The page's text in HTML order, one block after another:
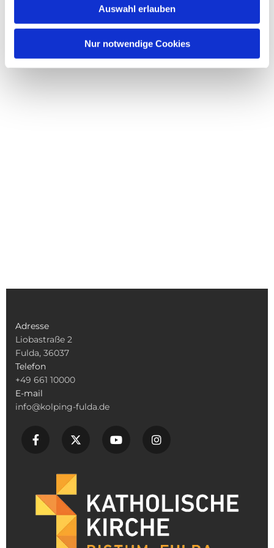
Auswahl erlauben
Nur notwendige Cookies
Adresse
Liobastraße 2
Fulda, 36037
Telefon
+49 661 10000
E-mail
info@kolping-fulda.de